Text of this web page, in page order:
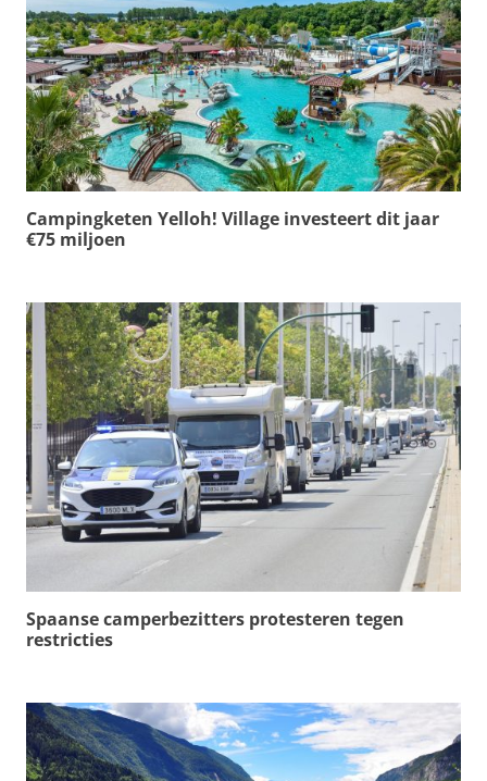
Campingketen Yelloh! Village investeert dit jaar
€75 miljoen
Spaanse camperbezitters protesteren tegen
restricties